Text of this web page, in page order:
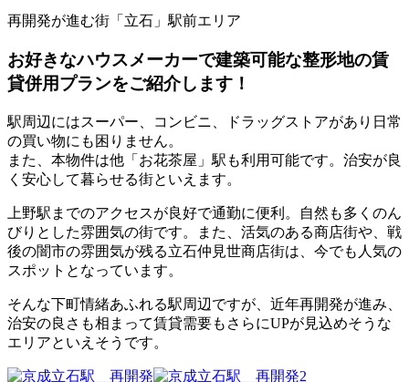
再開発が進む街「立石」駅前エリア
お好きなハウスメーカーで建築可能な整形地の賃
貸併用プランをご紹介します！
駅周辺にはスーパー、コンビニ、ドラッグストアがあり日常
の買い物にも困りません。
また、本物件は他「お花茶屋」駅も利用可能です。治安が良
く安心して暮らせる街といえます。
上野駅までのアクセスが良好で通勤に便利。自然も多くのん
びりとした雰囲気の街です。また、活気のある商店街や、戦
後の闇市の雰囲気が残る立石仲見世商店街は、今でも人気の
スポットとなっています。
そんな下町情緒あふれる駅周辺ですが、近年再開発が進み、
治安の良さも相まって賃貸需要もさらにUPが見込めそうな
エリアといえそうです。